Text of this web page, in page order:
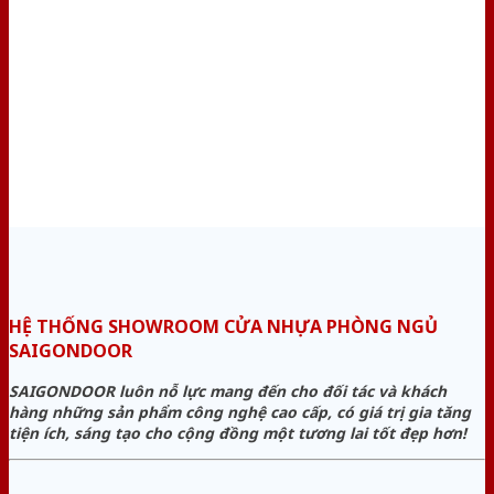
HỆ THỐNG SHOWROOM CỬA NHỰA PHÒNG NGỦ
SAIGONDOOR
SAIGONDOOR luôn nỗ lực mang đến cho đối tác và khách
hàng những sản phẩm công nghệ cao cấp, có giá trị gia tăng
tiện ích, sáng tạo cho cộng đồng một tương lai tốt đẹp hơn!